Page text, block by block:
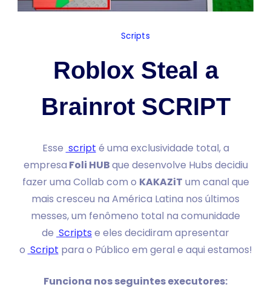
Scripts
Roblox Steal a
Brainrot SCRIPT
Esse script é uma exclusividade total, a
empresa Foli HUBque desenvolve Hubs decidiu
fazer uma Collab com o KAKAZiT um canal que
mais cresceu na América Latina nos últimos
messes, um fenômeno total na comunidade
de Scripts e eles decidiram apresentar
o Script para o Público em geral e aqui estamos!
Funciona nos seguintes executores: